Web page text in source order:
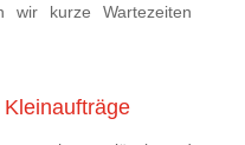
wir kurze Wartezeiten